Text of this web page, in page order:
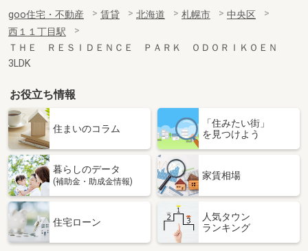
goo住宅・不動産 賃貸 北海道 札幌市
中央区
西１１丁目駅
ＴＨＥ ＲＥＳＩＤＥＮＣＥ ＰＡＲＫ ＯＤＯＲＩＫＯＥＮ
3LDK
お役立ち情報
住まいのコラム
「住みたい街」
を見つけよう
暮らしのデータ
(補助金・助成金情報)
家賃相場
住宅ローン
人気タウン
ランキング